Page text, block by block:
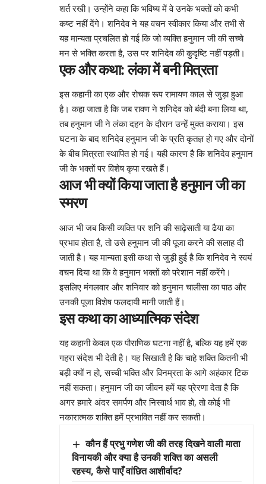
शर्त रखी। उन्होंने कहा कि भविष्य में वे उनके भक्तों को कभी
कष्ट नहीं देंगे। शनिदेव ने यह वचन स्वीकार किया और तभी से
यह मान्यता प्रचलित हो गई कि जो व्यक्ति हनुमान जी की सच्चे
मन से भक्ति करता है, उस पर शनिदेव की कुदृष्टि नहीं पड़ती।
एक और कथा: लंका में बनी मित्रता
इस कहानी का एक और रोचक रूप रामायण काल से जुड़ा हुआ
है। कहा जाता है कि जब रावण ने शनिदेव को बंदी बना लिया था,
तब हनुमान जी ने लंका दहन के दौरान उन्हें मुक्त कराया। इस
घटना के बाद शनिदेव हनुमान जी के प्रति कृतज्ञ हो गए और दोनों
के बीच मित्रता स्थापित हो गई। यही कारण है कि शनिदेव हनुमान
जी के भक्तों पर विशेष कृपा रखते हैं।
आज भी क्यों किया जाता है हनुमान जी का
स्मरण
आज भी जब किसी व्यक्ति पर शनि की साढ़ेसाती या ढैया का
प्रभाव होता है, तो उसे हनुमान जी की पूजा करने की सलाह दी
जाती है। यह मान्यता इसी कथा से जुड़ी हुई है कि शनिदेव ने स्वयं
वचन दिया था कि वे हनुमान भक्तों को परेशान नहीं करेंगे।
इसलिए मंगलवार और शनिवार को हनुमान चालीसा का पाठ और
उनकी पूजा विशेष फलदायी मानी जाती हैं।
इस कथा का आध्यात्मिक संदेश
यह कहानी केवल एक पौराणिक घटना नहीं है, बल्कि यह हमें एक
गहरा संदेश भी देती है। यह सिखाती है कि चाहे शक्ति कितनी भी
बड़ी क्यों न हो, सच्ची भक्ति और विनम्रता के आगे अहंकार टिक
नहीं सकता। हनुमान जी का जीवन हमें यह प्रेरणा देता है कि
अगर हमारे अंदर समर्पण और निस्वार्थ भाव हो, तो कोई भी
नकारात्मक शक्ति हमें प्रभावित नहीं कर सकती।
कौन हैं प्रभु गणेश जी की तरह दिखने वाली माता
विनायकी और क्या है उनकी शक्ति का असली
रहस्य, कैसे पाएँ वांछित आशीर्वाद?